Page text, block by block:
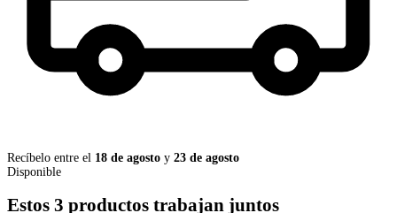
Recíbelo entre el 18 de agosto y 23 de agosto
Disponible
Estos 3 productos trabajan juntos